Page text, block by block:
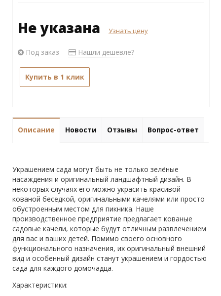
Не указана Узнать цену
Под заказ Нашли дешевле?
Купить в 1 клик
Описание Новости Отзывы Вопрос-ответ
Украшением сада могут быть не только зелёные
насаждения и оригинальный ландшафтный дизайн. В
некоторых случаях его можно украсить красивой
кованой беседкой, оригинальными качелями или просто
обустроенным местом для пикника. Наше
производственное предприятие предлагает кованые
садовые качели, которые будут отличным развлечением
для вас и ваших детей. Помимо своего основного
функционального назначения, их оригинальный внешний
вид и особенный дизайн станут украшением и гордостью
сада для каждого домочадца.
Характеристики: